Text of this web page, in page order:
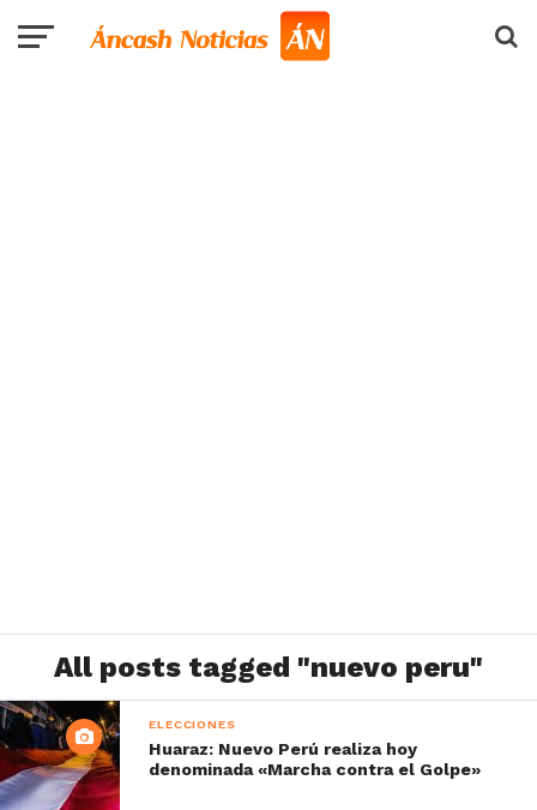
All posts tagged "nuevo peru"
ELECCIONES
Huaraz: Nuevo Perú realiza hoy
denominada «Marcha contra el Golpe»